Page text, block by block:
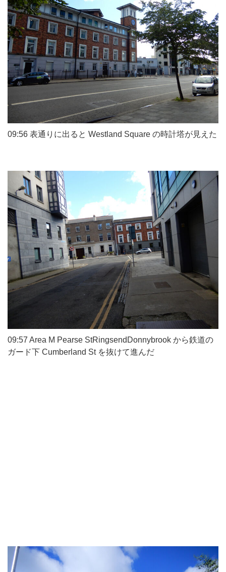
09:56 表通りに出ると Westland Square の時計塔が見えた
09:57 Area M Pearse StRingsendDonnybrook から鉄道の
ガード下 Cumberland St を抜けて進んだ